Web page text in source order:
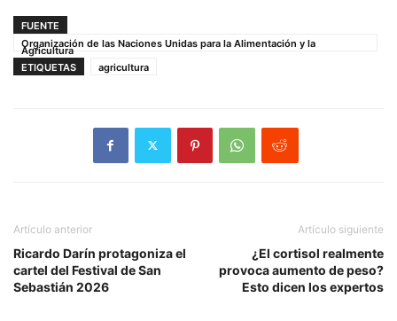
FUENTE
Organización de las Naciones Unidas para la Alimentación y la
Agricultura
ETIQUETAS
agricultura
Artículo anterior
Ricardo Darín protagoniza el
cartel del Festival de San
Sebastián 2026
Artículo siguiente
¿El cortisol realmente
provoca aumento de peso?
Esto dicen los expertos